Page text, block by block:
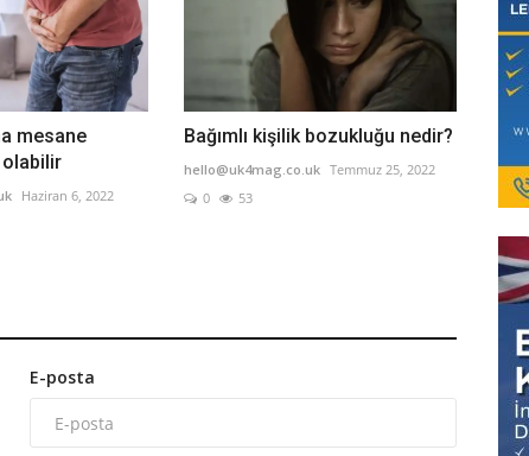
mesane
olabilir
Haziran 6, 2022
Bağımlı kişilik bozukluğu nedir?
hello@uk4mag.co.uk Temmuz 25, 2022
0
53
E-posta